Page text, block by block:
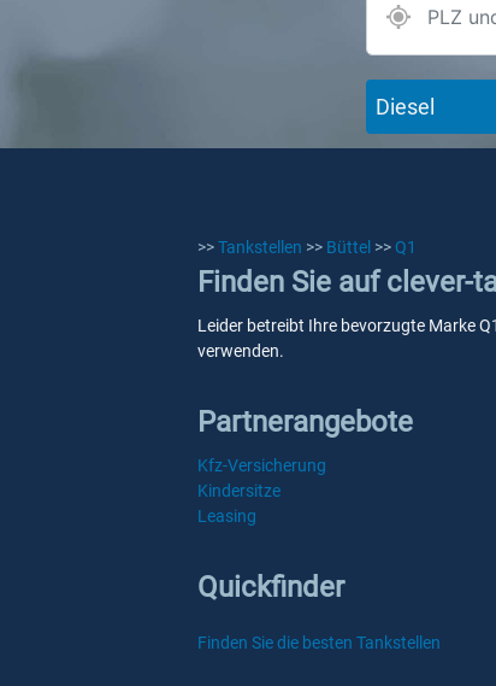
Diesel
>>Tankstellen >> Büttel >> Q1
Finden Sie auf clever-
Leider betreibt Ihre bevorzugte Marke
verwenden.
Partnerangebote
Kfz-Versicherung
Kindersitze
Leasing
Quickfinder
Finden Sie die besten Tankstellen